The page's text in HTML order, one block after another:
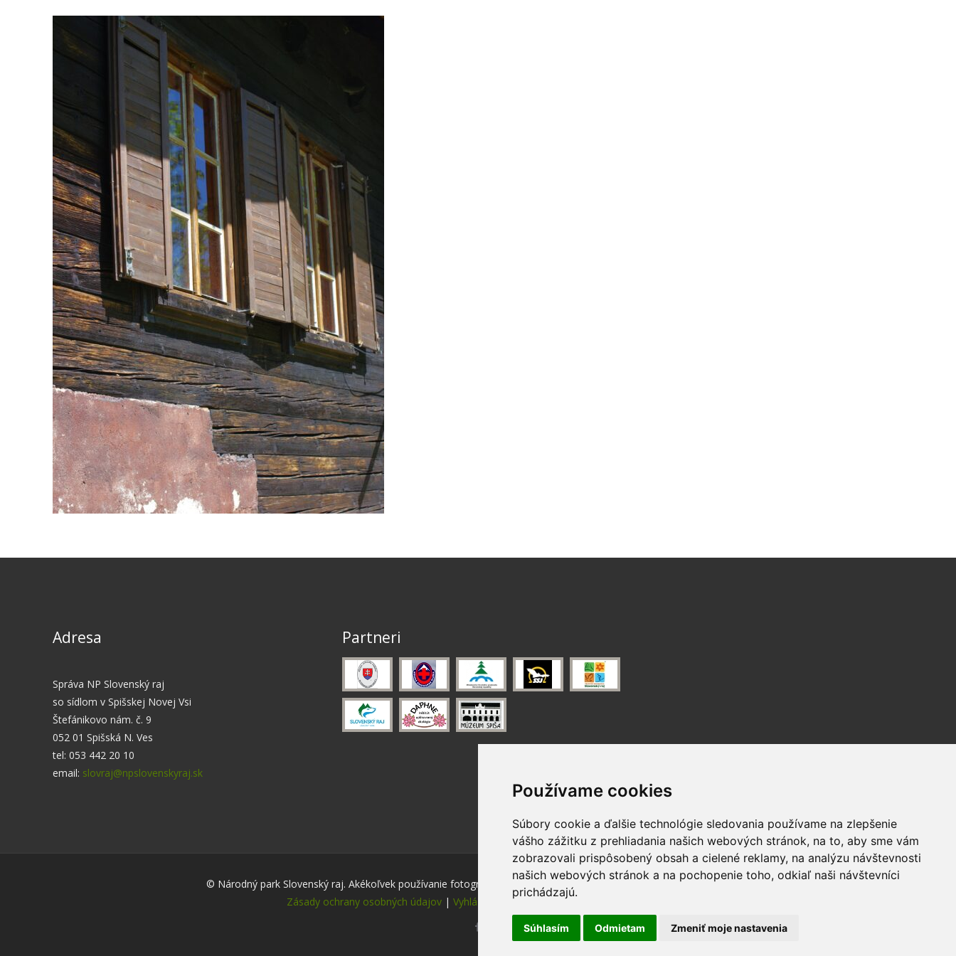
Používame cookies
Súbory cookie a ďalšie technológie sledovania používame na zlepšenie
vášho zážitku z prehliadania našich webových stránok, na to, aby sme vám
zobrazovali prispôsobený obsah a cielené reklamy, na analýzu návštevnosti
našich webových stránok a na pochopenie toho, odkiaľ naši návštevníci
prichádzajú.
Súhlasím Odmietam Zmeniť moje nastavenia
Adresa
Správa NP Slovenský raj
so sídlom v Spišskej Novej Vsi
Štefánikovo nám. č. 9
052 01 Spišská N. Ves
tel: 053 442 20 10
email: slovraj@npslovenskyraj.sk
Partneri
© Národný park Slovenský raj. Akékoľvek používanie fotografií a máp z tejto stránky je bez súhlasu autorov zakázané.
Zásady ochrany osobných údajov | Vyhlásenie o prístupnosti